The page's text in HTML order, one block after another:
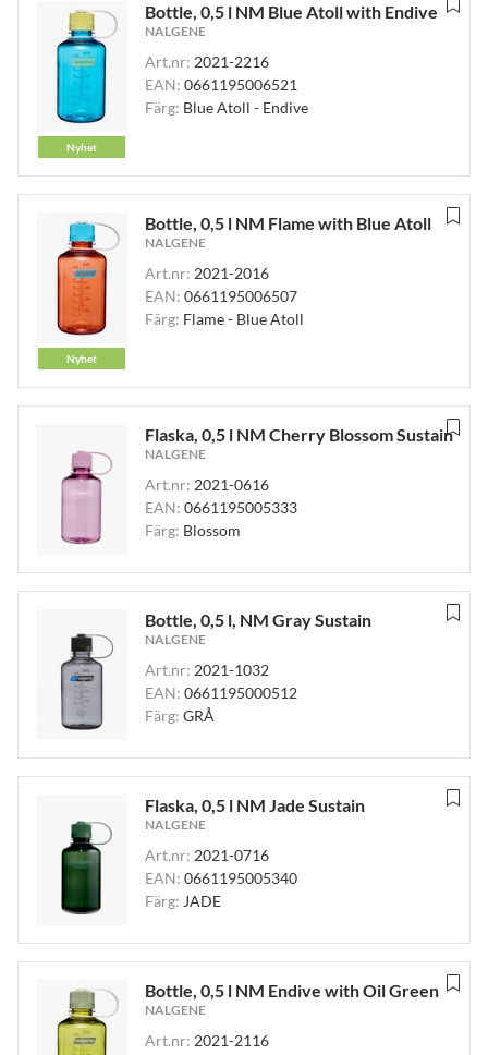
Nyhet
Bottle, 0,5 l NM Blue Atoll with Endive
NALGENE
Art.nr: 2021-2216
EAN: 0661195006521
Färg: Blue Atoll - Endive
Nyhet
Bottle, 0,5 l NM Flame with Blue Atoll
NALGENE
Art.nr: 2021-2016
EAN: 0661195006507
Färg: Flame - Blue Atoll
Flaska, 0,5 l NM Cherry Blossom Sustain
NALGENE
Art.nr: 2021-0616
EAN: 0661195005333
Färg: Blossom
Bottle, 0,5 l, NM Gray Sustain
NALGENE
Art.nr: 2021-1032
EAN: 0661195000512
Färg: GRÅ
Flaska, 0,5 l NM Jade Sustain
NALGENE
Art.nr: 2021-0716
EAN: 0661195005340
Färg: JADE
Bottle, 0,5 l NM Endive with Oil Green
NALGENE
Art.nr: 2021-2116